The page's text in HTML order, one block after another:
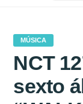
MÚSICA
NCT
sexto